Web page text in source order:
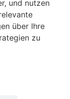
und nutzen
über Ihre
zu